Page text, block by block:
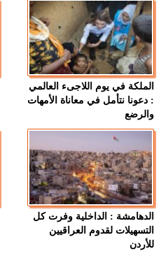
الملكة في يوم اللاجىء العالمي
: دعونا نتأمل في معاناة الأمهات
والرضع
الدهامشة : الداخلية وفرت كل
التسهيلات لقدوم العراقيين
للأردن